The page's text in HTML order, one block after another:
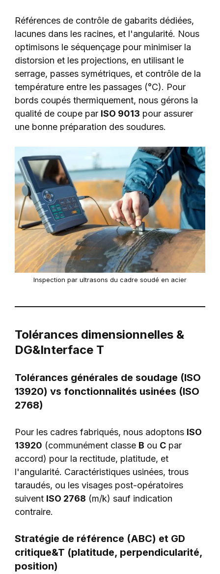
Références de contrôle de gabarits dédiées,
lacunes dans les racines, et l'angularité. Nous
optimisons le séquençage pour minimiser la
distorsion et les projections, en utilisant le
serrage, passes symétriques, et contrôle de la
température entre les passages (°C). Pour
bords coupés thermiquement, nous gérons la
qualité de coupe par ISO 9013 pour assurer
une bonne préparation des soudures.
Inspection par ultrasons du cadre soudé en acier
Tolérances dimensionnelles &
DG&Interface T
Tolérances générales de soudage (ISO
13920) vs fonctionnalités usinées (ISO
2768)
Pour les cadres fabriqués, nous adoptons ISO
13920 (communément classe B ou C par
accord) pour la rectitude, platitude, et
l'angularité. Caractéristiques usinées, trous
taraudés, ou les visages post-opératoires
suivent ISO 2768 (m/k) sauf indication
contraire.
Stratégie de référence (ABC) et GD
critique&T (platitude, perpendicularité,
position)